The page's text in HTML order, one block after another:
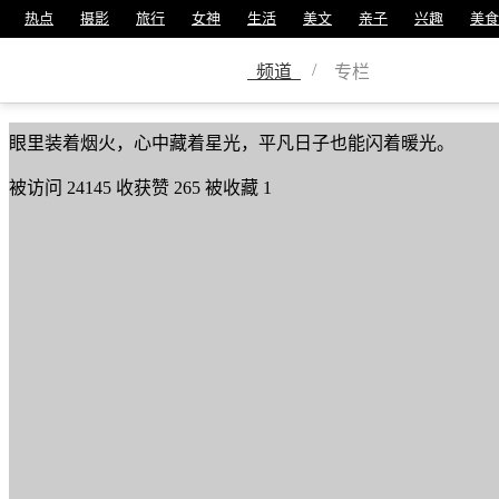
热点 摄影 旅行 女神 生活 美文 亲子 兴趣 美食
频道 / 专栏
🍅🍅
美篇号60568446
眼里装着烟火，心中藏着星光，平凡日子也能闪着暖光。
被访问 24145 收获赞 265 被收藏 1